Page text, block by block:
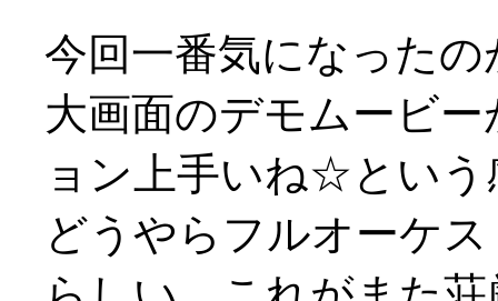
今回一番気になった
大画面のデモムービ
ョン上手いね☆という
どうやらフルオーケ